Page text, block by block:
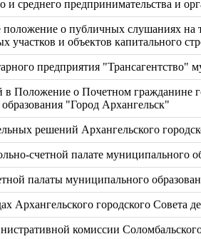
и среднего предпринимательства и
о публичных слушаниях
участков и объектов капитального
предприятия "Трансагентство"
Положение о Почетном гражданине
"Город Архангельск"
решений Архангельского
счетной палате муниципального
палаты муниципального
Архангельского городского Совета
комиссии